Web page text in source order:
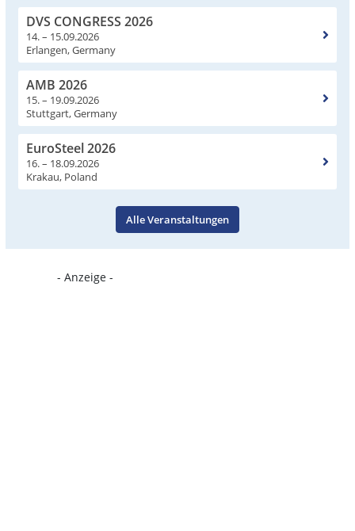
DVS CONGRESS 2026
14. – 15.09.2026
Erlangen, Germany
AMB 2026
15. – 19.09.2026
Stuttgart, Germany
EuroSteel 2026
16. – 18.09.2026
Krakau, Poland
Alle Veranstaltungen
- Anzeige -